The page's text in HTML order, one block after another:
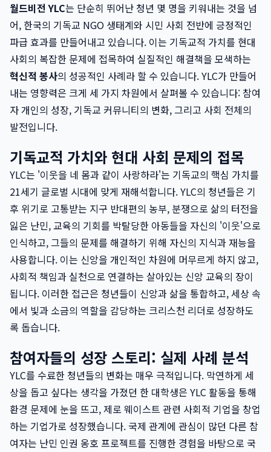
월드비전 YLC는 단순히 뛰어난 청년 몇 명을 키워내는 것을 넘
어, 한국의 기독교 NGO 생태계와 시민 사회 전반에 긍정적인
파급 효과를 만들어내고 있습니다. 이는 기독교적 가치를 현대
사회의 복잡한 문제에 접목하여 실질적인 해결책을 모색하는
혁신적 봉사의 성공적인 사례라 할 수 있습니다. YLC가 만들어
내는 영향력은 크게 세 가지 차원에서 살펴볼 수 있습니다: 참여
자 개인의 성장, 기독교 커뮤니티의 변화, 그리고 사회 전체의
발전입니다.
기독교적 가치와 현대 사회 문제의 접목
YLC는 '이웃을 네 몸과 같이 사랑하라'는 기독교의 핵심 가치를
21세기 글로벌 시대에 맞게 재해석합니다. YLC의 청년들은 기
후 위기로 고통받는 지구 반대편의 농부, 분쟁으로 삶의 터전을
잃은 난민, 교육의 기회를 박탈당한 아동들을 자신의 '이웃'으로
인식하고, 그들의 문제를 해결하기 위해 자신의 지식과 재능을
사용합니다. 이는 신앙을 개인적인 차원에 머무르게 하지 않고,
사회적 책임과 실천으로 연결하는 살아있는 신앙 교육의 장이
됩니다. 이러한 접근은 청년들이 신앙과 삶을 통합하고, 세상 속
에서 빛과 소금의 역할을 감당하는 크리스천 리더로 성장하도
록 돕습니다.
참여자들의 성장 스토리: 실제 사례 분석
YLC를 수료한 청년들의 변화는 매우 극적입니다. 막연하게 세
상을 돕고 싶다는 생각을 가졌던 한 대학생은 YLC 활동을 통해
환경 문제에 눈을 뜨고, 제로 웨이스트 관련 사회적 기업을 창업
하는 기업가로 성장했습니다. 국제 관계에 관심이 많던 다른 참
여자는 난민 인권 옹호 프로젝트를 진행한 경험을 바탕으로 국